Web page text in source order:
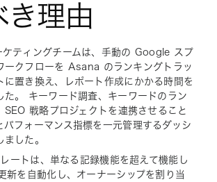
き理由
ケティングチームは、手動の Google スプ
ークフローを Asana のランキングトラッ
に置き換え、レポート作成にかかる時間を
た。 キーワード調査、キーワードのラン
SEO 戦略プロジェクトを連携させること
パフォーマンス指標を一元管理するダッシ
ました。
ートは、単なる記録機能を超えて機能し
新を自動化し、オーナーシップを割り当